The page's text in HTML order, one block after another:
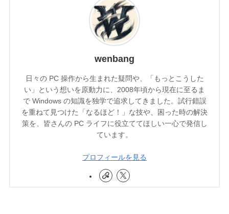
wenbang
日々の PC 操作から生まれた疑問や、「もっとこうした
い」という想いを原動力に、2008年頃から現在に至るま
で Windows の知識を独学で追求してきました。試行錯誤
を重ねて見つけた「なるほど！」な技や、困った時の解決
策を、皆さんの PC ライフに役立ててほしい一心で発信し
ています。
プロフィールを見る